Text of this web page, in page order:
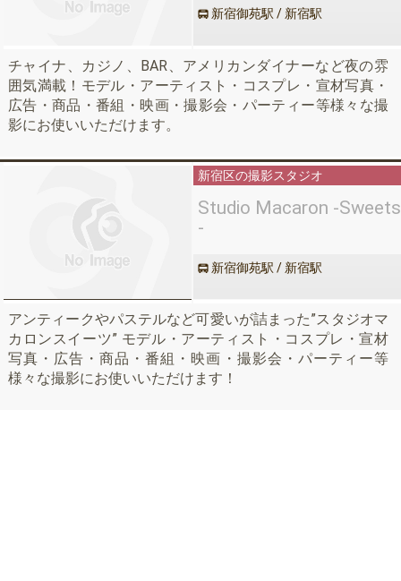
新宿御苑駅 / 新宿駅
チャイナ、カジノ、BAR、アメリカンダイナーなど夜の雰
囲気満載！モデル・アーティスト・コスプレ・宣材写真・
広告・商品・番組・映画・撮影会・パーティー等様々な撮
影にお使いいただけます。
新宿区の撮影スタジオ
Studio Macaron -Sweets
-
新宿御苑駅 / 新宿駅
アンティークやパステルなど可愛いが詰まった”スタジオマ
カロンスイーツ” モデル・アーティスト・コスプレ・宣材
写真・広告・商品・番組・映画・撮影会・パーティー等
様々な撮影にお使いいただけます！